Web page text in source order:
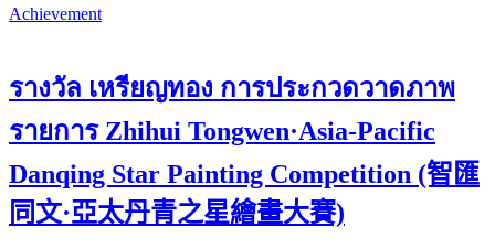
Achievement
รางวัล เหรียญทอง การประกวดวาดภาพ
รายการ Zhihui Tongwen·Asia-Pacific
Danqing Star Painting Competition (智匯
同文·亞太丹青之星繪畫大賽)